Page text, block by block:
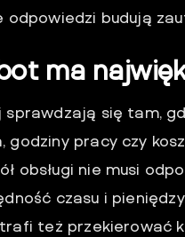
odpowiedzi budują
ma
się tam,
godziny pracy czy
obsługi nie musi
czasu i
też przekierować